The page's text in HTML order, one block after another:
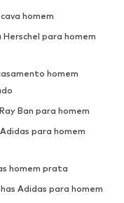
homem
Herschel para homem
homem
Ban para homem
para homem
homem prata
Adidas para homem